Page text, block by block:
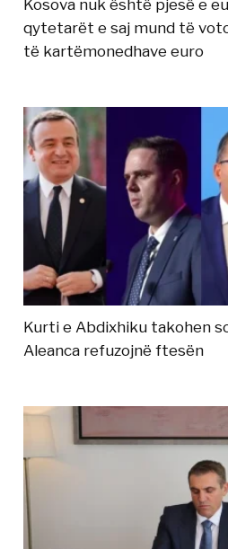
Kosova nuk është pjesë e
qytetarët e saj mund të
të kartëmonedhave euro
Kurti e Abdixhiku takohen
Aleanca refuzojnë ftesën